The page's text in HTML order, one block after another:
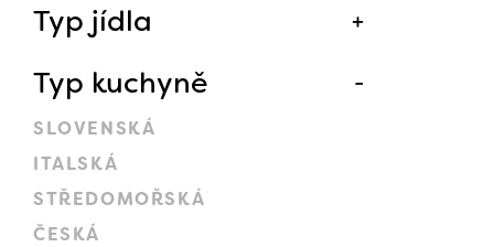
Typ jídla
Typ kuchyně
SLOVENSKÁ
ITALSKÁ
STŘEDOMOŘSKÁ
ČESKÁ